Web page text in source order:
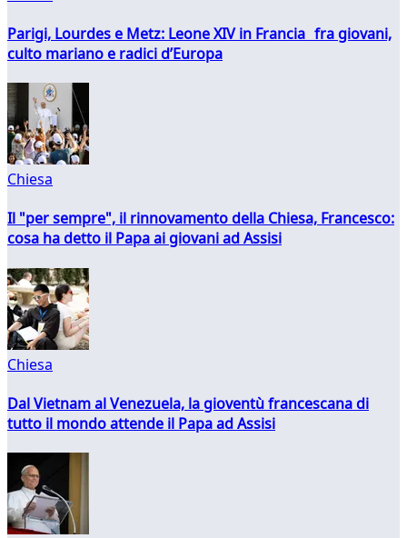
Parigi, Lourdes e Metz: Leone XIV in Francia fra giovani,
culto mariano e radici d’Europa
Chiesa
Il "per sempre", il rinnovamento della Chiesa, Francesco:
cosa ha detto il Papa ai giovani ad Assisi
Chiesa
Dal Vietnam al Venezuela, la gioventù francescana di
tutto il mondo attende il Papa ad Assisi